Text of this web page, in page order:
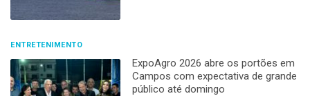
ENTRETENIMENTO
ExpoAgro 2026 abre os portões em
Campos com expectativa de grande
público até domingo